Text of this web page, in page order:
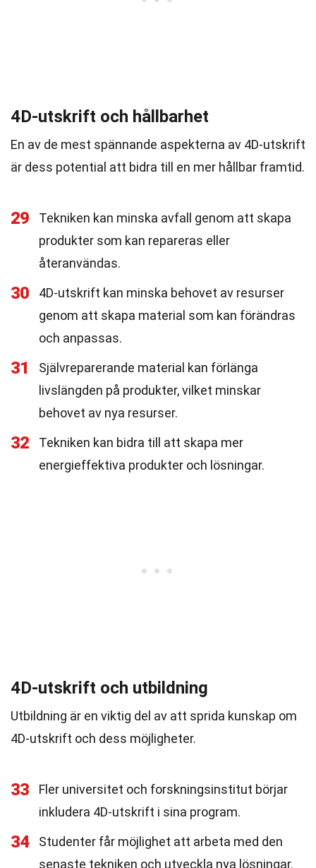
4D-utskrift och hållbarhet
En av de mest spännande aspekterna av 4D-utskrift
är dess potential att bidra till en mer hållbar framtid.
29
Tekniken kan minska avfall genom att skapa
produkter som kan repareras eller
återanvändas.
30
4D-utskrift kan minska behovet av resurser
genom att skapa material som kan förändras
och anpassas.
31
Självreparerande material kan förlänga
livslängden på produkter, vilket minskar
behovet av nya resurser.
32
Tekniken kan bidra till att skapa mer
energieffektiva produkter och lösningar.
4D-utskrift och utbildning
Utbildning är en viktig del av att sprida kunskap om
4D-utskrift och dess möjligheter.
33
Fler universitet och forskningsinstitut börjar
inkludera 4D-utskrift i sina program.
34
Studenter får möjlighet att arbeta med den
senaste tekniken och utveckla nya lösningar.